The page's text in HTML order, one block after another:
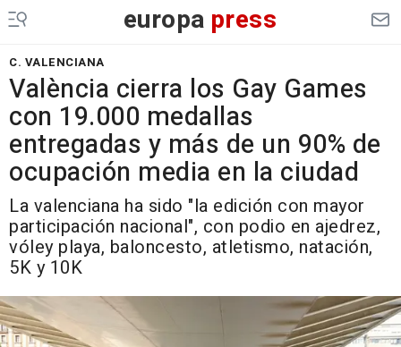
europa press
C. VALENCIANA
València cierra los Gay Games
con 19.000 medallas
entregadas y más de un 90% de
ocupación media en la ciudad
La valenciana ha sido "la edición con mayor
participación nacional", con podio en ajedrez,
vóley playa, baloncesto, atletismo, natación,
5K y 10K